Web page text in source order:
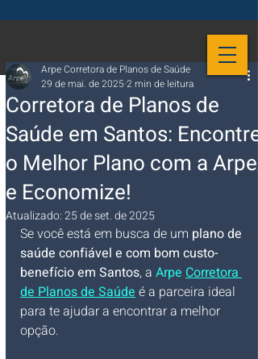
Corretora de Planos de
Saúde em Santos: Encontre
o Melhor Plano com a Arpe
e Economize!
Arpe Corretora de Planos de Saúde
29 de mai. de 2025 2 min de leitura
Atualizado:25 de set. de 2025
Se você está em busca de um plano de
saúde confiável e com bom custo-
benefício em Santos, a Arpe Corretora
de Planos de Saúdeé a parceira ideal
para te ajudar a encontrar a melhor
opção.